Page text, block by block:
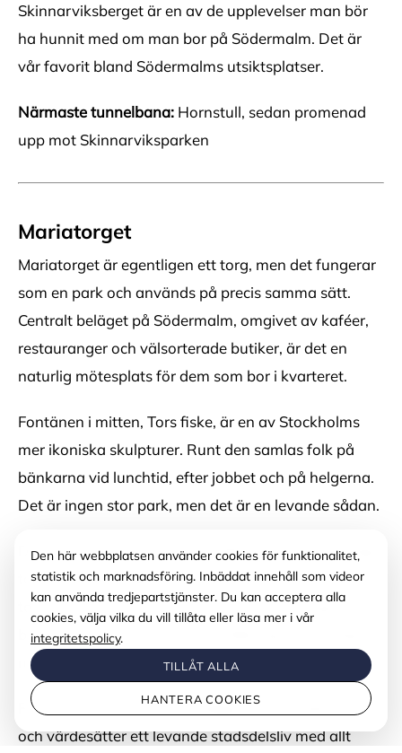
Skinnarviksberget är en av de upplevelser man bör
ha hunnit med om man bor på Södermalm. Det är
vår favorit bland Södermalms utsiktsplatser.
Närmaste tunnelbana: Hornstull, sedan promenad
upp mot Skinnarviksparken
Mariatorget
Mariatorget är egentligen ett torg, men det fungerar
som en park och används på precis samma sätt.
Centralt beläget på Södermalm, omgivet av kaféer,
restauranger och välsorterade butiker, är det en
naturlig mötesplats för dem som bor i kvarteret.
Fontänen i mitten, Tors fiske, är en av Stockholms
mer ikoniska skulpturer. Runt den samlas folk på
bänkarna vid lunchtid, efter jobbet och på helgerna.
Det är ingen stor park, men det är en levande sådan.
Det som gör Mariatorget till något mer än ett vanligt
torg är omgivningen. Hela kvarteret runt platsen är
tätt och trivsamt, med ett utbud av serveringar och
butiker som gör det enkelt att tillbringa en hel dag i
närheten utan att behöva åka någonstans.
För den som söker en hyreslägenhet på Södermalm
och värdesätter ett levande stadsdelsliv med allt
Den här webbplatsen använder cookies för funktionalitet,
statistik och marknadsföring. Inbäddat innehåll som videor
kan använda tredjepartstjänster. Du kan acceptera alla
cookies, välja vilka du vill tillåta eller läsa mer i vår
integritetspolicy.
TILLÅT ALLA
HANTERA COOKIES